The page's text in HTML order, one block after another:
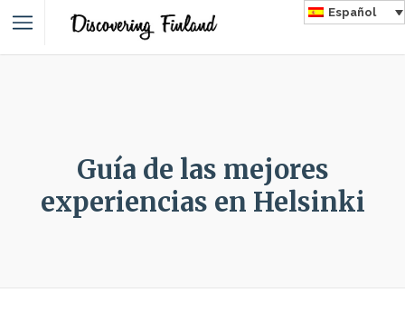
Español
Guía de las mejores
experiencias en Helsinki